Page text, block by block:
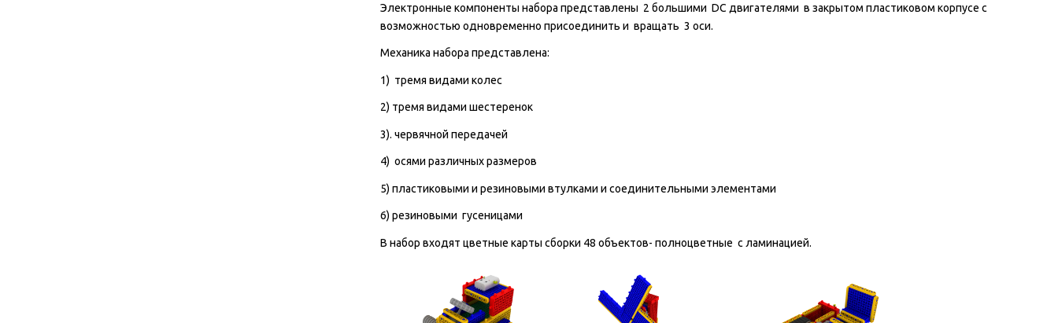
Электронные компоненты набора представлены 2 большими DC двигателями в закрытом пластиковом корпусе с
возможностью одновременно присоединить и вращать 3 оси.
Механика набора представлена:
1) тремя видами колес
2) тремя видами шестеренок
3). червячной передачей
4) осями различных размеров
5) пластиковыми и резиновыми втулками и соединительными элементами
6) резиновыми гусеницами
В набор входят цветные карты сборки 48 объектов- полноцветные с ламинацией.